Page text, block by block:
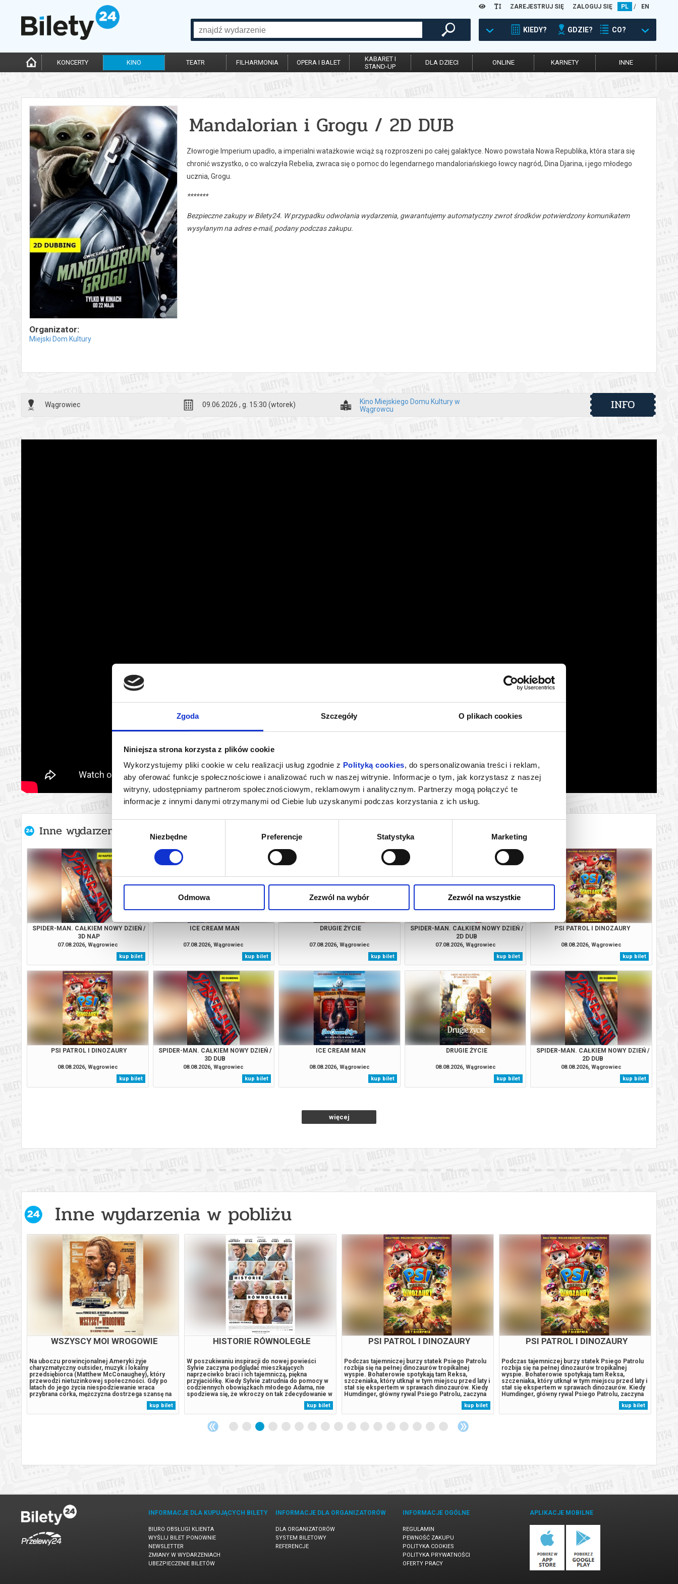
Zgoda Szczegóły O plikach cookies
Niniejsza strona korzysta z plików cookie
Wykorzystujemy pliki cookie w celu realizacji usług zgodnie z Polityką cookies, do spersonalizowania treści i reklam,
aby oferować funkcje społecznościowe i analizować ruch w naszej witrynie. Informacje o tym, jak korzystasz z naszej
witryny, udostępniamy partnerom społecznościowym, reklamowym i analitycznym. Partnerzy mogą połączyć te
informacje z innymi danymi otrzymanymi od Ciebie lub uzyskanymi podczas korzystania z ich usług.
Niezbędne Preferencje Statystyka Marketing
Odmowa Zezwól na wybór Zezwól na wszystkie
ZAREJESTRUJ SIĘ ZALOGUJ SIĘ PL / EN
KIEDY? GDZIE? CO?
KONCERTY KINO TEATR FILHARMONIA OPERA I BALET
KABARET I
STAND-UP
DLA DZIECI ONLINE KARNETY INNE
Organizator:
Miejski Dom Kultury
Mandalorian i Grogu / 2D DUB
Złowrogie Imperium upadło, a imperialni watażkowie wciąż są rozproszeni po całej galaktyce. Nowo powstała Nowa Republika, która stara się
chronić wszystko, o co walczyła Rebelia, zwraca się o pomoc do legendarnego mandaloriańskiego łowcy nagród, Dina Djarina, i jego młodego
ucznia, Grogu.
*******
Bezpieczne zakupy w Bilety24. W przypadku odwołania wydarzenia, gwarantujemy automatyczny zwrot środków potwierdzony komunikatem
wysyłanym na adres e-mail, podany podczas zakupu.
Wągrowiec 09.06.2026 , g. 15:30 (wtorek)
Kino Miejskiego Domu Kultury w
Wągrowcu
INFO
Inne wydarzenia organizatora
SPIDER-MAN. CAŁKIEM NOWY DZIEŃ /
3D NAP
07.08.2026, Wągrowiec
kup bilet
ICE CREAM MAN
07.08.2026, Wągrowiec
kup bilet
DRUGIE ŻYCIE
07.08.2026, Wągrowiec
kup bilet
SPIDER-MAN. CAŁKIEM NOWY DZIEŃ /
2D DUB
07.08.2026, Wągrowiec
kup bilet
PSI PATROL I DINOZAURY
08.08.2026, Wągrowiec
kup bilet
PSI PATROL I DINOZAURY
08.08.2026, Wągrowiec
kup bilet
SPIDER-MAN. CAŁKIEM NOWY DZIEŃ /
3D DUB
08.08.2026, Wągrowiec
kup bilet
ICE CREAM MAN
08.08.2026, Wągrowiec
kup bilet
DRUGIE ŻYCIE
08.08.2026, Wągrowiec
kup bilet
SPIDER-MAN. CAŁKIEM NOWY DZIEŃ /
2D DUB
08.08.2026, Wągrowiec
kup bilet
więcej
Inne wydarzenia w pobliżu
WSZYSCY MOI WROGOWIE
Na uboczu prowincjonalnej Ameryki żyje
charyzmatyczny outsider, muzyk i lokalny
przedsiębiorca (Matthew McConaughey), który
przewodzi nietuzinkowej społeczności. Gdy po
latach do jego życia niespodziewanie wraca
przybrana córka, mężczyzna dostrzega szansę na
odbudowanie relacji i stworzenie prawdziwego
rodzinnego biznesu. Ich wspólna przyszłość
szybko jednak staje pod znakiem zapytania -
kup bilet
HISTORIE RÓWNOLEGŁE
W poszukiwaniu inspiracji do nowej powieści
Sylvie zaczyna podglądać mieszkających
naprzeciwko braci i ich tajemniczą, piękna
przyjaciółkę. Kiedy Sylvie zatrudnia do pomocy w
codziennych obowiązkach młodego Adama, nie
spodziewa się, że wkroczy on tak zdecydowanie w
życie jej i obserwowanych przez nią braci. Adam
spróbuje przekroczyć niebezpieczną granicę
między fikcją kreowaną przez Sylvie, a
rzeczywistością...
kup bilet
PSI PATROL I DINOZAURY
Podczas tajemniczej burzy statek Psiego Patrolu
rozbija się na pełnej dinozaurów tropikalnej
wyspie. Bohaterowie spotykają tam Reksa,
szczeniaka, który utknął w tym miejscu przed laty i
stał się ekspertem w sprawach dinozaurów. Kiedy
Humdinger, główny rywal Psiego Patrolu, zaczyna
lekkomyślnie eksploatować zasoby naturalne
wyspy, doprowadza do wybuchu ogromnego,
uśpionego od lat wulkanu. Psi Patrol...
kup bilet
PSI PATROL I DINOZAURY
Podczas tajemniczej burzy statek Psiego Patrolu
rozbija się na pełnej dinozaurów tropikalnej
wyspie. Bohaterowie spotykają tam Reksa,
szczeniaka, który utknął w tym miejscu przed laty i
stał się ekspertem w sprawach dinozaurów. Kiedy
Humdinger, główny rywal Psiego Patrolu, zaczyna
lekkomyślnie eksploatować zasoby naturalne
wyspy, doprowadza do wybuchu ogromnego,
uśpionego od lat wulkanu. Psi Patrol...
kup bilet
INFORMACJE DLA KUPUJĄCYCH BILETY
BIURO OBSŁUGI KLIENTA
WYŚLIJ BILET PONOWNIE
NEWSLETTER
ZMIANY W WYDARZENIACH
UBEZPIECZENIE BILETÓW
INFORMACJE DLA ORGANIZATORÓW
DLA ORGANIZATORÓW
SYSTEM BILETOWY
REFERENCJE
INFORMACJE OGÓLNE
REGULAMIN
PEWNOŚĆ ZAKUPU
POLITYKA COOKIES
POLITYKA PRYWATNOŚCI
OFERTY PRACY
APLIKACJE MOBILNE